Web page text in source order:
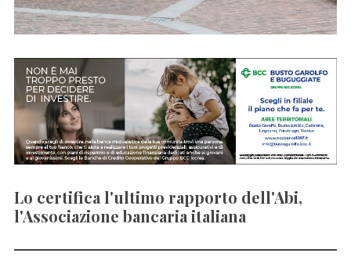
Lo certifica l'ultimo rapporto dell'Abi,
l'Associazione bancaria italiana